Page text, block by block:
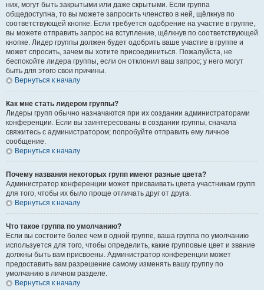
них, могут быть закрытыми или даже скрытыми. Если группа
общедоступна, то вы можете запросить членство в ней, щёлкнув по
соответствующей кнопке. Если требуется одобрение на участие в группе,
вы можете отправить запрос на вступление, щёлкнув по соответствующей
кнопке. Лидер группы должен будет одобрить ваше участие в группе и
может спросить, зачем вы хотите присоединиться. Пожалуйста, не
беспокойте лидера группы, если он отклонил ваш запрос; у него могут
быть для этого свои причины.
Вернуться к началу
Как мне стать лидером группы?
Лидеры групп обычно назначаются при их создании администраторами
конференции. Если вы заинтересованы в создании группы, сначала
свяжитесь с администратором; попробуйте отправить ему личное
сообщение.
Вернуться к началу
Почему названия некоторых групп имеют разные цвета?
Администратор конференции может присваивать цвета участникам групп
для того, чтобы их было проще отличать друг от друга.
Вернуться к началу
Что такое группа по умолчанию?
Если вы состоите более чем в одной группе, ваша группа по умолчанию
используется для того, чтобы определить, какие групповые цвет и звание
должны быть вам присвоены. Администратор конференции может
предоставить вам разрешение самому изменять вашу группу по
умолчанию в личном разделе.
Вернуться к началу